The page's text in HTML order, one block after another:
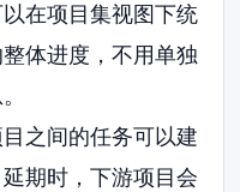
在项目集视图下统
体进度，不用单独
之间的任务可以建
期时，下游项目会